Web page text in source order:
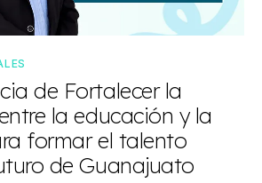
de Fortalecer la
la educación y la
formar el talento
de Guanajuato